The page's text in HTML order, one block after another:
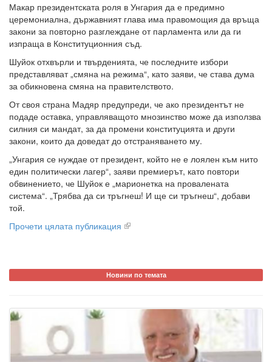
Макар президентската роля в Унгария да е предимно
церемониална, държавният глава има правомощия да връща
закони за повторно разглеждане от парламента или да ги
изпраща в Конституционния съд.
Шуйок отхвърли и твърденията, че последните избори
представляват „смяна на режима“, като заяви, че става дума
за обикновена смяна на правителството.
От своя страна Мадяр предупреди, че ако президентът не
подаде оставка, управляващото мнозинство може да използва
силния си мандат, за да промени конституцията и други
закони, които да доведат до отстраняването му.
„Унгария се нуждае от президент, който не е лоялен към нито
един политически лагер“, заяви премиерът, като повтори
обвинението, че Шуйок е „марионетка на провалената
система“. „Трябва да си тръгнеш! И ще си тръгнеш“, добави
той.
Прочети цялата публикация
Новини по темата